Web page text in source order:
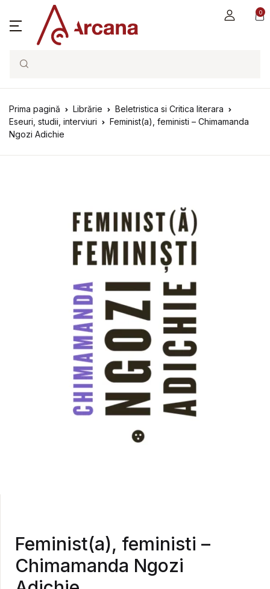
0
Search
Prima pagină Librărie
Beletristica si Critica literara
Eseuri, studii, interviuri
Feminist(a), feministi – Chimamanda
Ngozi Adichie
Feminist(a), feministi –
Chimamanda Ngozi